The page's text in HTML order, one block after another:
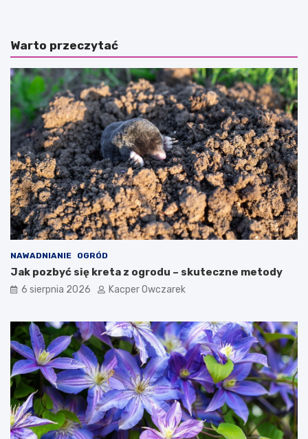
Warto przeczytać
NAWADNIANIE OGRÓD
Jak pozbyć się kreta z ogrodu – skuteczne metody
6 sierpnia 2026 Kacper Owczarek